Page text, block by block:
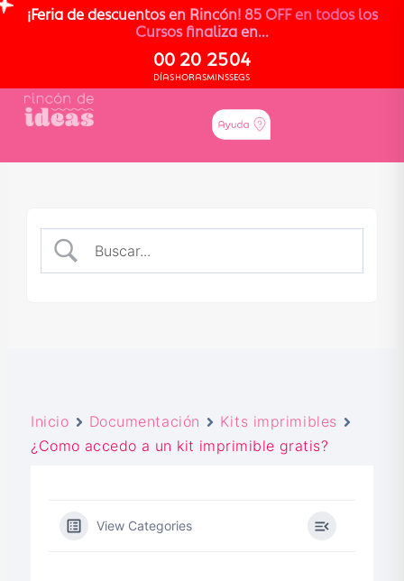
¡Feria de descuentos en Rincón! 85 OFF en todos los
Cursos finaliza en...
00
DÍAS
20
HORAS
25
MINS
04
SEGS
Inicio Documentación
Kits imprimibles
¿Como accedo a un kit imprimible gratis?
View Categories